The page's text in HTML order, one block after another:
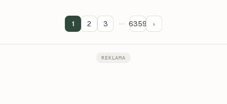
1 2 3 ··· 6359 ›
REKLAMA